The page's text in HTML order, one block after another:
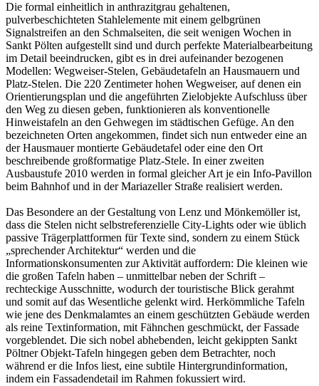
Die formal einheitlich in anthrazitgrau gehaltenen,
pulverbeschichteten Stahlelemente mit einem gelbgrünen
Signalstreifen an den Schmalseiten, die seit wenigen Wochen in
Sankt Pölten aufgestellt sind und durch perfekte Materialbearbeitung
im Detail beeindrucken, gibt es in drei aufeinander bezogenen
Modellen: Wegweiser-Stelen, Gebäudetafeln an Hausmauern und
Platz-Stelen. Die 220 Zentimeter hohen Wegweiser, auf denen ein
Orientierungsplan und die angeführten Zielobjekte Aufschluss über
den Weg zu diesen geben, funktionieren als konventionelle
Hinweistafeln an den Gehwegen im städtischen Gefüge. An den
bezeichneten Orten angekommen, findet sich nun entweder eine an
der Hausmauer montierte Gebäudetafel oder eine den Ort
beschreibende großformatige Platz-Stele. In einer zweiten
Ausbaustufe 2010 werden in formal gleicher Art je ein Info-Pavillon
beim Bahnhof und in der Mariazeller Straße realisiert werden.
Das Besondere an der Gestaltung von Lenz und Mönkemöller ist,
dass die Stelen nicht selbstreferenzielle City-Lights oder wie üblich
passive Trägerplattformen für Texte sind, sondern zu einem Stück
„sprechender Architektur“ werden und die
Informationskonsumenten zur Aktivität auffordern: Die kleinen wie
die großen Tafeln haben – unmittelbar neben der Schrift –
rechteckige Ausschnitte, wodurch der touristische Blick gerahmt
und somit auf das Wesentliche gelenkt wird. Herkömmliche Tafeln
wie jene des Denkmalamtes an einem geschützten Gebäude werden
als reine Textinformation, mit Fähnchen geschmückt, der Fassade
vorgeblendet. Die sich nobel abhebenden, leicht gekippten Sankt
Pöltner Objekt-Tafeln hingegen geben dem Betrachter, noch
während er die Infos liest, eine subtile Hintergrundinformation,
indem ein Fassadendetail im Rahmen fokussiert wird.